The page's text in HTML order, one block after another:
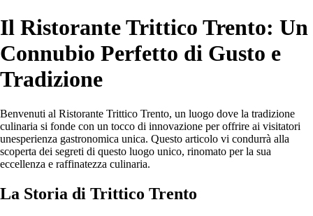
Il Ristorante Trittico Trento: Un
Connubio Perfetto di Gusto e
Tradizione
Benvenuti al Ristorante Trittico Trento, un luogo dove la tradizione
culinaria si fonde con un tocco di innovazione per offrire ai visitatori
unesperienza gastronomica unica. Questo articolo vi condurrà alla
scoperta dei segreti di questo luogo unico, rinomato per la sua
eccellenza e raffinatezza culinaria.
La Storia di Trittico Trento